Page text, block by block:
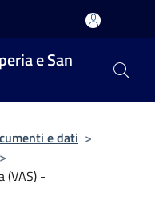
e San
e dati >
>
(VAS) -